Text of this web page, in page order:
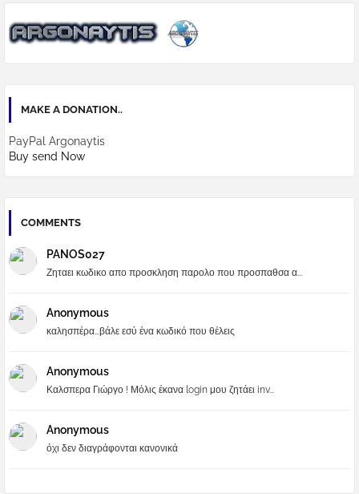
MAKE A DONATION..
PayPal Argonaytis
Buy send Now
COMMENTS
PANOS027
Ζηταει κωδικο απο προσκληση παρολο που προσπαθσα α...
Anonymous
καλησπέρα...βάλε εσύ ένα κωδικό που θέλεις
Anonymous
Καλσπερα Γιώργο ! Μόλις έκανα login μου ζητάει inv...
Anonymous
όχι δεν διαγράφονται κανονικά